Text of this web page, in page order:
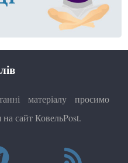
матеріалу просимо
сайт КовельPost.